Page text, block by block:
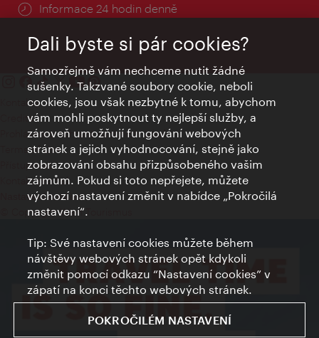
Informace 24 hodin denně
Kontakty
Credits
Prohlášení o ochraně osobních údajů
Terms of Use
Přístupnost
Kontakt pro tisk
Nastavení cookies
© Copyright Wien Tourismus
Dali byste si pár cookies?
Samozřejmě vám nechceme nutit žádné
sušenky. Takzvané soubory cookie, neboli
cookies, jsou však nezbytné k tomu, abychom
vám mohli poskytnout ty nejlepší služby, a
zároveň umožňují fungování webových
stránek a jejich vyhodnocování, stejně jako
zobrazování obsahu přizpůsobeného vašim
zájmům. Pokud si toto nepřejete, můžete
výchozí nastavení změnit v nabídce „Pokročilá
nastavení“.
Tip: Své nastavení cookies můžete během
návštěvy webových stránek opět kdykoli
změnit pomocí odkazu “Nastavení cookies” v
zápatí na konci těchto webových stránek.
POKROČILÉM NASTAVENÍ